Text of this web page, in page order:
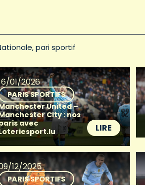
pari sportif
01/2026
PARIS SPORTIFS
United –
City : nos
avec
LIRE
12/2025
PARIS SPORTIFS